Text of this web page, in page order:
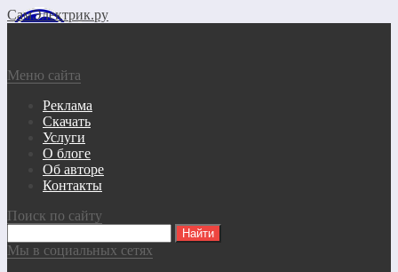
СамЭлектрик.ру
Меню сайта
Реклама
Скачать
Услуги
О блоге
Об авторе
Контакты
Поиск по сайту
Мы в социальных сетях